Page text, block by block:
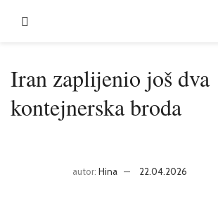
Iran zaplijenio još dva
kontejnerska broda
autor: Hina 22.04.2026